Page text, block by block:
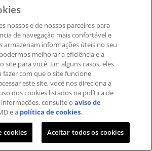
nossos e de nossos parceiros ​para
de navegação mais confortável e
armazenam informações úteis no seu
melhorar a eficiência e a
site para você. Em alguns casos, eles
fazer com que o site funcione
este site, você nos direciona a
dos cookies listados na política de
informações, consulte oaviso de
e a política de cookies.
cookies Aceitar todos os cookies